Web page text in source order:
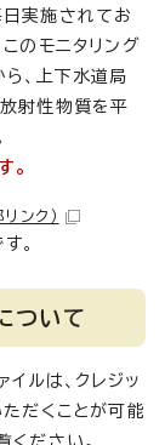
実施されてお
のモニタリング
、上下水道局
射性物質を平
。
リンク）
。
ついて
ルは、クレジッ
だくことが可能
ください。